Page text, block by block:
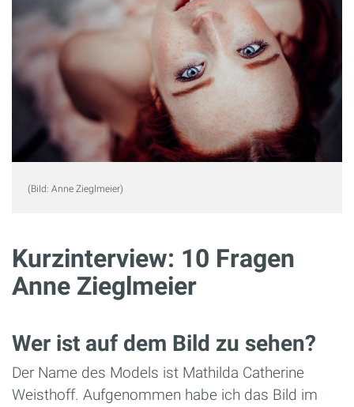
(Bild: Anne Zieglmeier)
Kurzinterview: 10 Fragen
Anne Zieglmeier
Wer ist auf dem Bild zu sehen?
Der Name des Models ist Mathilda Catherine
Weisthoff. Aufgenommen habe ich das Bild im